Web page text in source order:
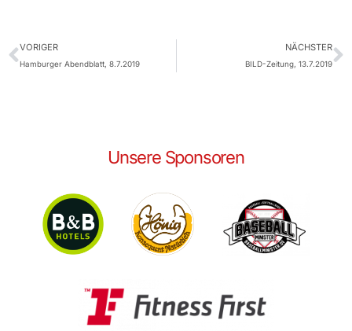
VORIGER
Hamburger Abendblatt, 8.7.2019
NÄCHSTER
BILD-Zeitung, 13.7.2019
Unsere Sponsoren